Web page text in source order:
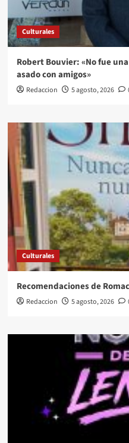
Culturales
Robert Bouvier: «No fue
asado con amigos»
Redaccion 5 agosto, 2026
Culturales
Recomendaciones de
Redaccion 5 agosto, 2026